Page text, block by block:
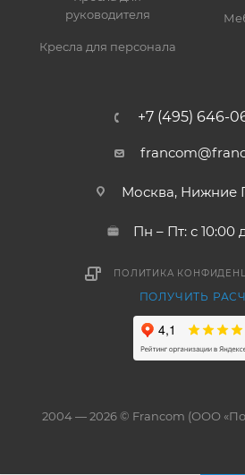
руководителя
Кресла для персонала
+7 (495) 646-
Москва, Нижние
Пн – Пт: с 10:00
ПОЛИТИКА
ПОЛУЧИТЬ
2004 — 2026 © Francom (ООО